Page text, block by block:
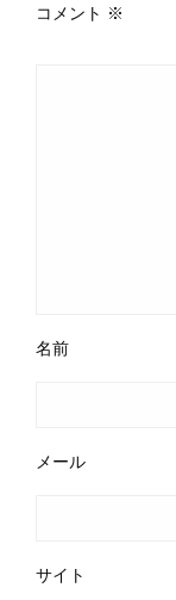
コメント ※
名前
メール
サイト